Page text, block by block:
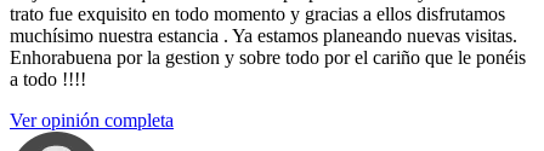
trato fue exquisito en todo momento y gracias a ellos disfrutamos
muchísimo nuestra estancia . Ya estamos planeando nuevas visitas.
Enhorabuena por la gestion y sobre todo por el cariño que le ponéis
a todo !!!!
Ver opinión completa